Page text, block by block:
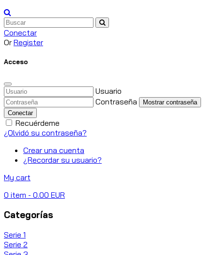
Conectar
Or Register
Acceso
Usuario
Contraseña
Mostrar contraseña
Conectar
Recuérdeme
¿Olvidó su contraseña?
Crear una cuenta
¿Recordar su usuario?
My cart
0 item - 0.00 EUR
Categorías
Serie 1
Serie 2